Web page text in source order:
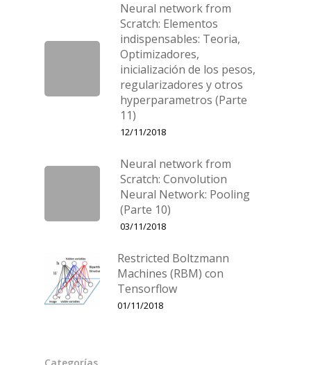
Neural network from
Scratch: Elementos
indispensables: Teoria,
Optimizadores,
inicialización de los pesos,
regularizadores y otros
hyperparametros (Parte
11)
12/11/2018
Neural network from
Scratch: Convolution
Neural Network: Pooling
(Parte 10)
03/11/2018
Restricted Boltzmann
Machines (RBM) con
Tensorflow
01/11/2018